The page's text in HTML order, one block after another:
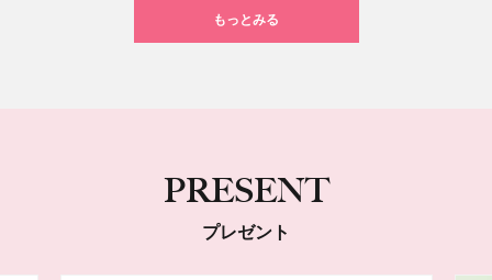
もっとみる
PRESENT
プレゼント